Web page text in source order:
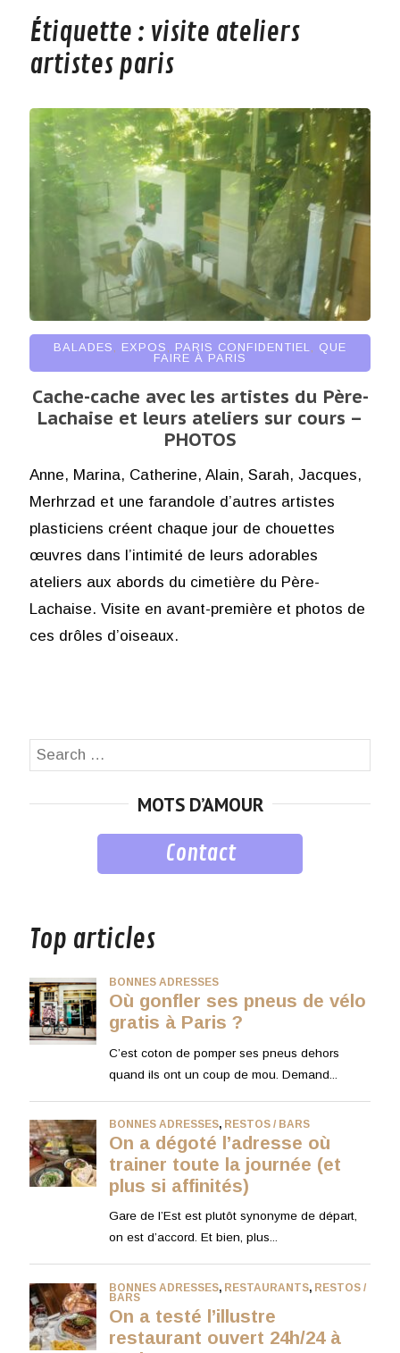
Étiquette : visite ateliers
artistes paris
BALADES EXPOS PARIS CONFIDENTIEL
QUE
FAIRE À PARIS
Cache-cache avec les artistes du Père-
Lachaise et leurs ateliers sur cours –
PHOTOS
Anne, Marina, Catherine, Alain, Sarah, Jacques,
Merhrzad et une farandole d’autres artistes
plasticiens créent chaque jour de chouettes
œuvres dans l’intimité de leurs adorables
ateliers aux abords du cimetière du Père-
Lachaise. Visite en avant-première et photos de
ces drôles d’oiseaux.
Search
MOTS D’AMOUR
Contact
Top articles